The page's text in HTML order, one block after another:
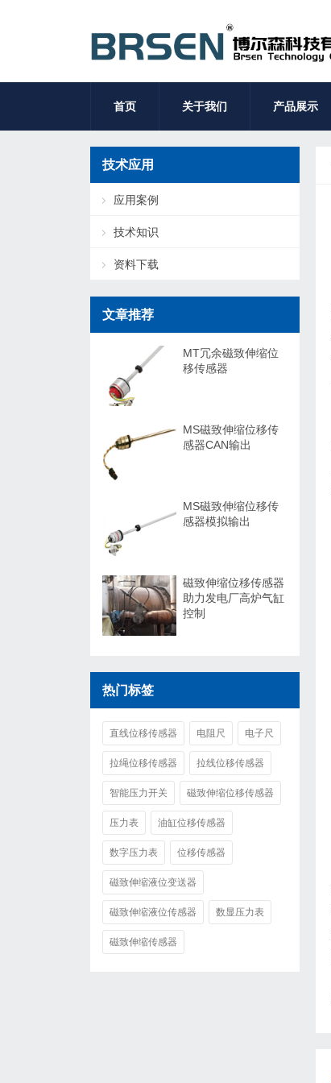
首页 关于我们 产品展示
技术应用
应用案例
技术知识
资料下载
文章推荐
MT冗余磁致伸缩位
移传感器
MS磁致伸缩位移传
感器CAN输出
MS磁致伸缩位移传
感器模拟输出
磁致伸缩位移传感器
助力发电厂高炉气缸
控制
热门标签
直线位移传感器 电阻尺 电子尺
拉绳位移传感器 拉线位移传感器
智能压力开关 磁致伸缩位移传感器
压力表 油缸位移传感器
数字压力表 位移传感器
磁致伸缩液位变送器
磁致伸缩液位传感器 数显压力表
磁致伸缩传感器